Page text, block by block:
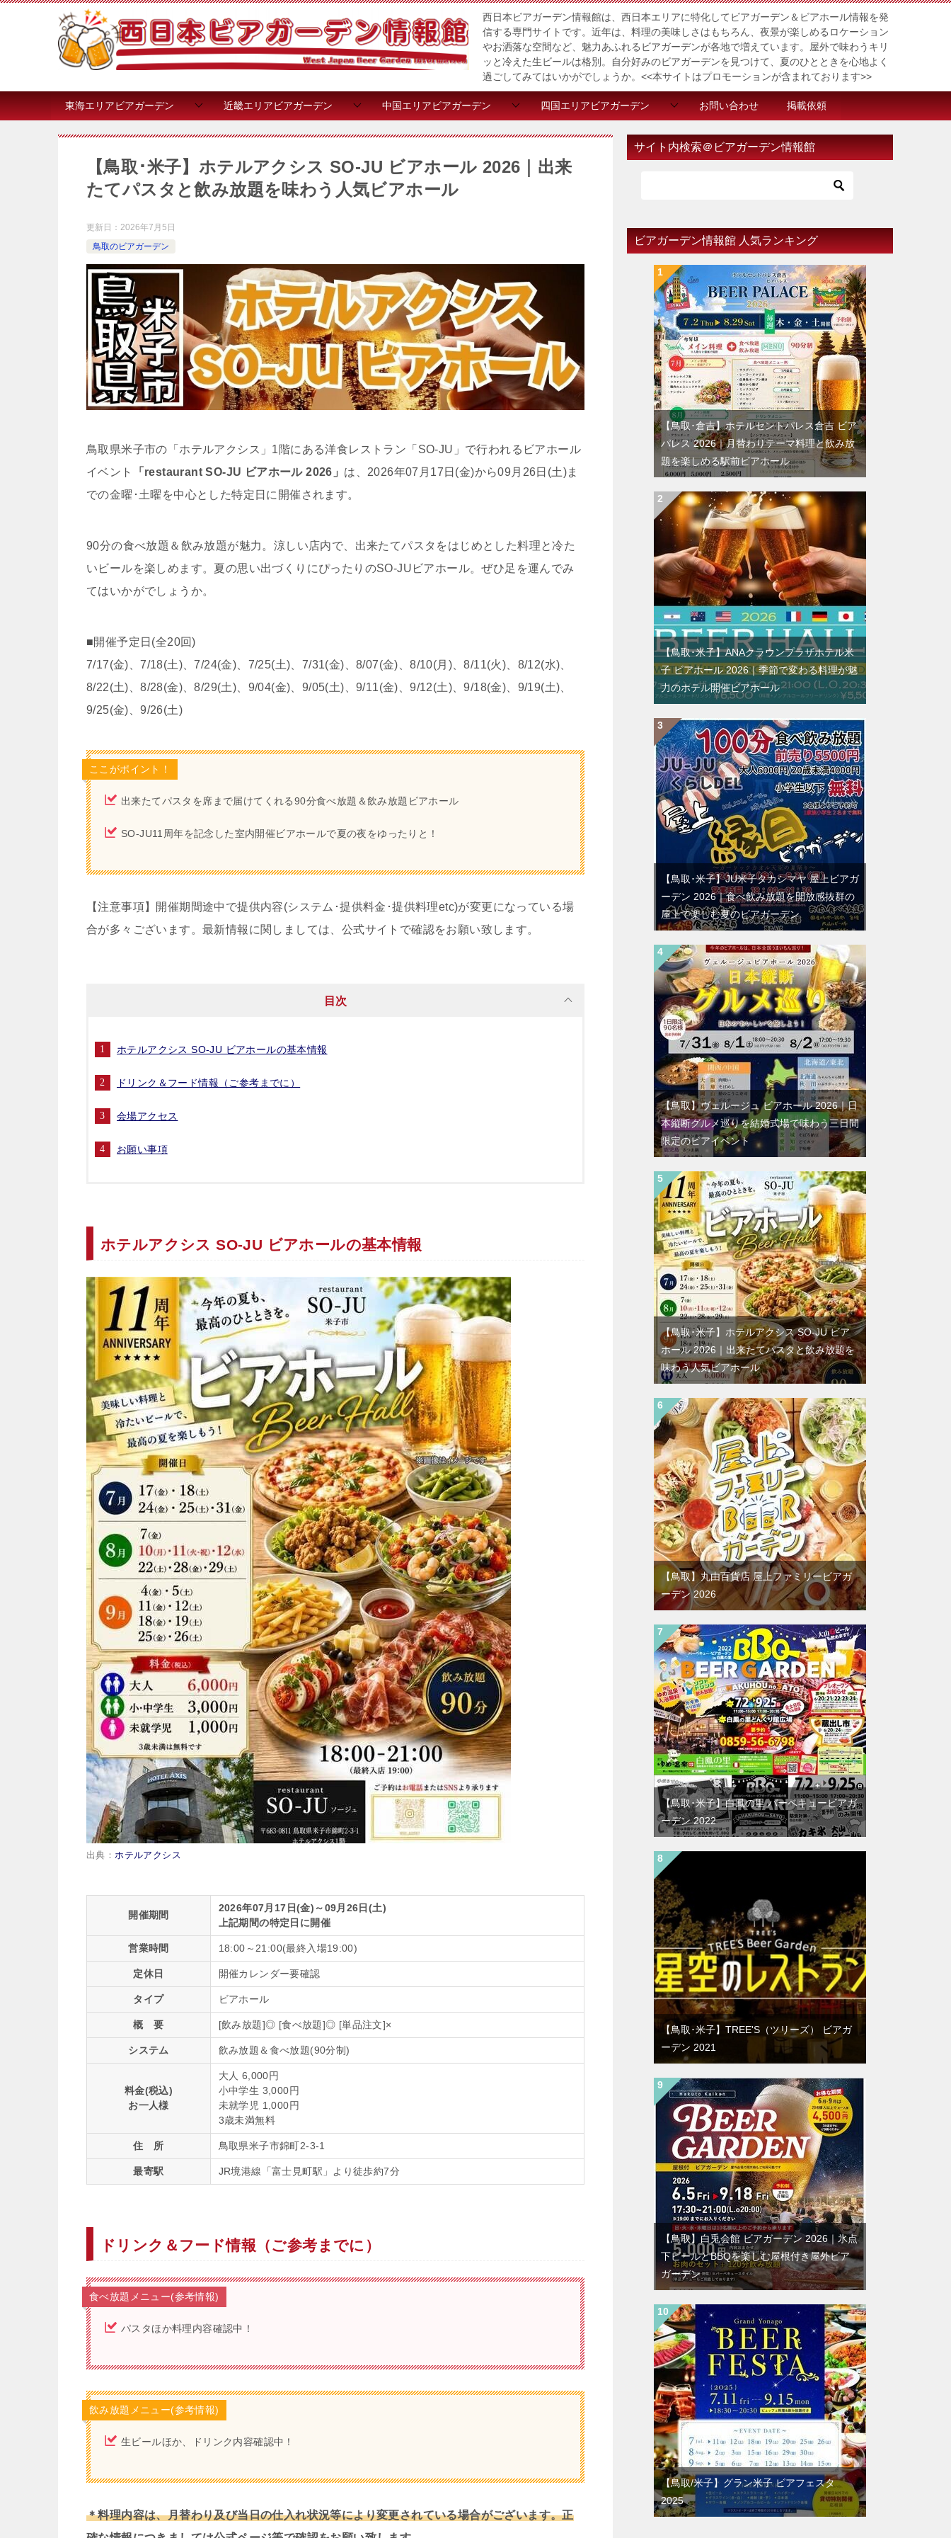
西日本ビアガーデン情報館は、西日本エリアに特化してビアガーデン＆ビアホール情報を発
信する専門サイトです。近年は、料理の美味しさはもちろん、夜景が楽しめるロケーション
やお洒落な空間など、魅力あふれるビアガーデンが各地で増えています。屋外で味わうキリ
ッと冷えた生ビールは格別。自分好みのビアガーデンを見つけて、夏のひとときを心地よく
過ごしてみてはいかがでしょうか。<<本サイトはプロモーションが含まれております>>
東海エリアビアガーデン 近畿エリアビアガーデン 中国エリアビアガーデン 四国エリアビアガーデン お問い合わせ 掲載依頼
【鳥取･米子】ホテルアクシス SO-JU ビアホール 2026｜出来
たてパスタと飲み放題を味わう人気ビアホール
更新日： 2026年7月5日
鳥取のビアガーデン
鳥取県米子市の「ホテルアクシス」1階にある洋食レストラン「SO-JU」で行われるビアホール
イベント
「restaurant SO-JU ビアホール 2026」 は、2026年07月17日(金)から09月26日(土)ま
での金曜･土曜を中心とした特定日に開催されます。
90分の食べ放題＆飲み放題が魅力。涼しい店内で、出来たてパスタをはじめとした料理と冷た
いビールを楽しめます。夏の思い出づくりにぴったりのSO-JUビアホール。ぜひ足を運んでみ
てはいかがでしょうか。
■開催予定日(全20回)
7/17(金)、7/18(土)、7/24(金)、7/25(土)、7/31(金)、8/07(金)、8/10(月)、8/11(火)、8/12(水)、
8/22(土)、8/28(金)、8/29(土)、9/04(金)、9/05(土)、9/11(金)、9/12(土)、9/18(金)、9/19(土)、
9/25(金)、9/26(土)
ここがポイント！
出来たてパスタを席まで届けてくれる90分食べ放題＆飲み放題ビアホール
SO-JU11周年を記念した室内開催ビアホールで夏の夜をゆったりと！
【注意事項】開催期間途中で提供内容(システム･提供料金･提供料理etc)が変更になっている場
合が多々ございます。最新情報に関しましては、公式サイトで確認をお願い致します。
目次
ホテルアクシス SO-JU ビアホールの基本情報
ドリンク＆フード情報（ご参考までに）
会場アクセス
お願い事項
ホテルアクシス SO-JU ビアホールの基本情報
出典：ホテルアクシス
開催期間
2026年07月17日(金)～09月26日(土)
上記期間の特定日に開催
営業時間 18:00～21:00(最終入場19:00)
定休日 開催カレンダー要確認
タイプ ビアホール
概 要 [飲み放題]◎ [食べ放題]◎ [単品注文]×
システム 飲み放題＆食べ放題(90分制)
料金(税込)
お一人様
大人 6,000円
小中学生 3,000円
未就学児 1,000円
3歳未満無料
住 所 鳥取県米子市錦町2-3-1
最寄駅 JR境港線「富士見町駅」より徒歩約7分
ドリンク＆フード情報（ご参考までに）
食べ放題メニュー(参考情報)
パスタほか料理内容確認中！
飲み放題メニュー(参考情報)
生ビールほか、ドリンク内容確認中！
＊料理内容は、月替わり及び当日の仕入れ状況等により変更されている場合がございます。正
サイト内検索＠ビアガーデン情報館
ビアガーデン情報館 人気ランキング
【鳥取･倉吉】ホテルセントパレス倉吉 ビア
パレス 2026｜月替わりテーマ料理と飲み放
題を楽しめる駅前ビアホール
【鳥取･米子】ANAクラウンプラザホテル米
子 ビアホール 2026｜季節で変わる料理が魅
力のホテル開催ビアホール
【鳥取･米子】JU米子タカシマヤ 屋上ビアガ
ーデン 2026｜食べ飲み放題を開放感抜群の
屋上で楽しむ夏のビアガーデン
【鳥取】ヴェルージュ ビアホール 2026｜日
本縦断グルメ巡りを結婚式場で味わう三日間
限定のビアイベント
【鳥取･米子】ホテルアクシス SO-JU ビア
ホール 2026｜出来たてパスタと飲み放題を
味わう人気ビアホール
【鳥取】丸由百貨店 屋上ファミリービアガ
ーデン 2026
【鳥取･米子】白鳳の里 バーベキュービアガ
ーデン 2022
【鳥取･米子】TREE'S（ツリーズ） ビアガ
ーデン 2021
【鳥取】白兎会館 ビアガーデン 2026｜氷点
下ビールとBBQを楽しむ屋根付き屋外ビア
ガーデン
【鳥取/米子】グラン米子 ビアフェスタ
2025